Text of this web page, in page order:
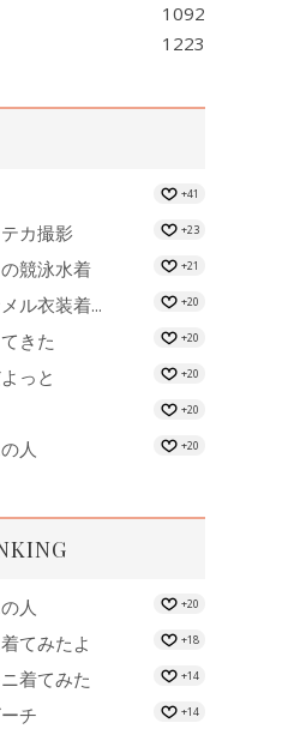
1092
1223
+41
カ撮影 +23
競泳水着 +21
ル衣装着... +20
きた +20
っと +20
+20
人 +20
人 +20
てみたよ +18
着てみた +14
チ +14